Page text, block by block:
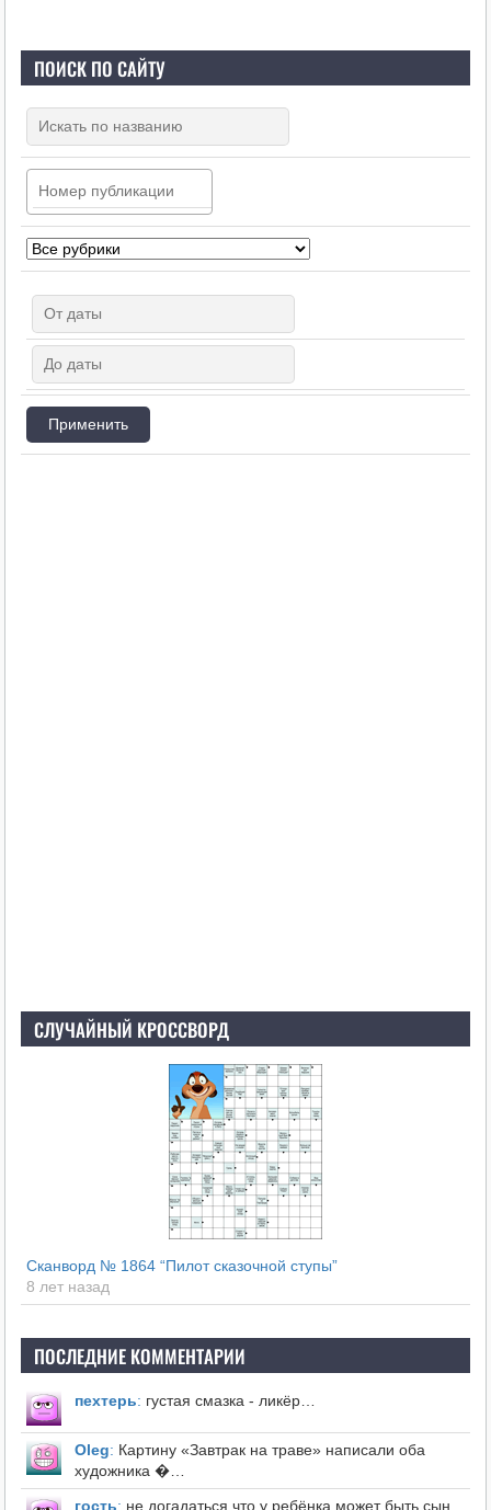
ПОИСК ПО САЙТУ
СЛУЧАЙНЫЙ КРОССВОРД
Сканворд № 1864 “Пилот сказочной ступы”
8 лет назад
ПОСЛЕДНИЕ КОММЕНТАРИИ
пехтерь: густая смазка - ликёр…
Оleg: Картину «Завтрак на траве» написали оба
художника �…
гость: не догадаться,что у ребёнка может быть сын.